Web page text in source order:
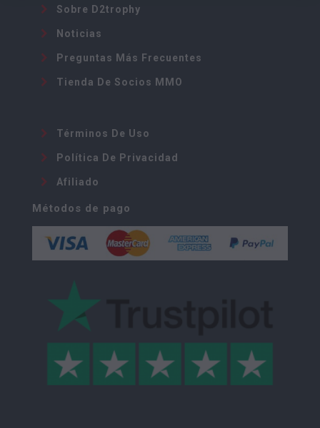
Sobre D2trophy
Noticias
Preguntas Más Frecuentes
Tienda De Socios MMO
Términos De Uso
Política De Privacidad
Afiliado
Métodos de pago